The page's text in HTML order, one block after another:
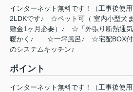
インターネット無料です！（工事後
2LDKです♪ ☆ペット可（ 室内小型犬ま
敷金1ヶ月必要）♪ ☆「外張り断熱通気
暖かく♪ ☆一坪風呂♪ ☆宅配BOX
のシステムキッチン♪
ポイント
インターネット無料です！（工事後使用